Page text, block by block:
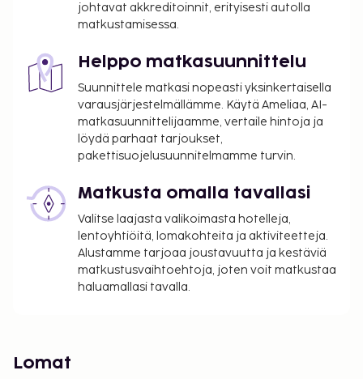
johtavat akkreditoinnit, erityisesti autolla
matkustamisessa.
Helppo matkasuunnittelu
Suunnittele matkasi nopeasti yksinkertaisella
varausjärjestelmällämme. Käytä Ameliaa, AI-
matkasuunnittelijaamme, vertaile hintoja ja
löydä parhaat tarjoukset,
pakettisuojelusuunnitelmamme turvin.
Matkusta omalla tavallasi
Valitse laajasta valikoimasta hotelleja,
lentoyhtiöitä, lomakohteita ja aktiviteetteja.
Alustamme tarjoaa joustavuutta ja kestäviä
matkustusvaihtoehtoja, joten voit matkustaa
haluamallasi tavalla.
Lomat